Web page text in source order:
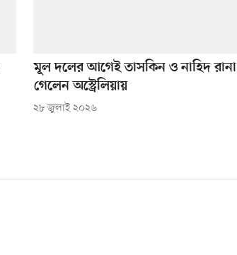
মূল দলের আগেই তাসকিন ও নাহিদ রানা
গেলেন অস্ট্রেলিয়ায়
২৮ জুলাই ২০২৬